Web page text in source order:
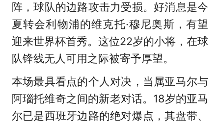
阵，球队的边路攻击力受损。好消息是今
夏转会利物浦的维克托·穆尼奥斯，有望
迎来世界杯首秀。这位22岁的小将，在球
队锋线无人可用之际被寄予厚望。
本场最具看点的个人对决，当属亚马尔与
阿瑙托维奇之间的新老对话。18岁的亚马
尔已是西班牙边路的绝对爆点，其盘带、